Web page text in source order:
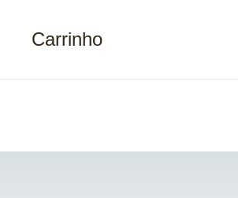
Carrinho